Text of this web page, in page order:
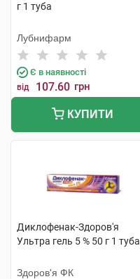
г 1 туба
Лубнифарм
Є в наявності
від 107.60 грн
КУПИТИ
Диклофенак-Здоров'я
Ультра гель 5 % 50 г 1 туба
Здоров'я ФК